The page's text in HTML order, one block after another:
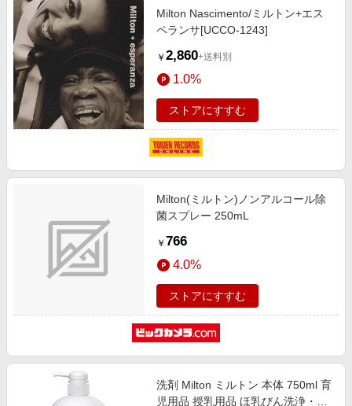
Milton Nascimento/ミルトン+エス
ペランサ[UCCO-1243]
￥ 2,860+送料別
1.0%
ストアにすすむ
Milton(ミルトン)ノンアルコール除
菌スプレー 250mL
￥ 766
4.0%
ストアにすすむ
洗剤 Milton ミルトン 本体 750ml 育
児用品 授乳用品 ほ乳びん洗浄・消